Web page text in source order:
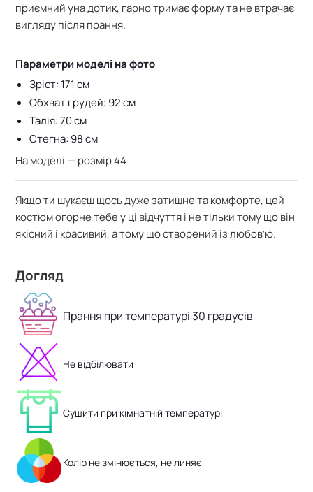
приємний уна дотик, гарно тримає форму та не втрачає
вигляду після прання.
Параметри моделі на фото
Зріст: 171 см
Обхват грудей: 92 см
Талія: 70 см
Стегна: 98 см
На моделі — розмір 44
Якщо ти шукаєш щось дуже затишне та комфорте, цей
костюм огорне тебе у ці відчуття і не тільки тому що він
якісний і красивий, а тому що створений із любовʼю.
Догляд
Прання при температурі 30 градусів
Не відбілювати
Сушити при кімнатній температурі
Колір не змінюється, не линяє